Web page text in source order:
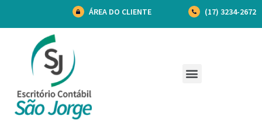
ÁREA DO CLIENTE (17) 3234-2672